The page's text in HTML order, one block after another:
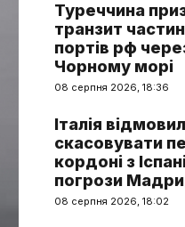
Туреччина
транзит
портів рф
Чорному морі
08 серпня 2026, 18:36
Італія
скасовувати
кордоні з
погрози
08 серпня 2026, 18:02